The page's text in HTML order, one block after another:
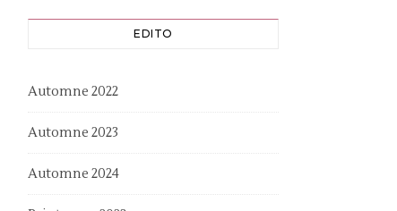
EDITO
Automne 2022
Automne 2023
Automne 2024